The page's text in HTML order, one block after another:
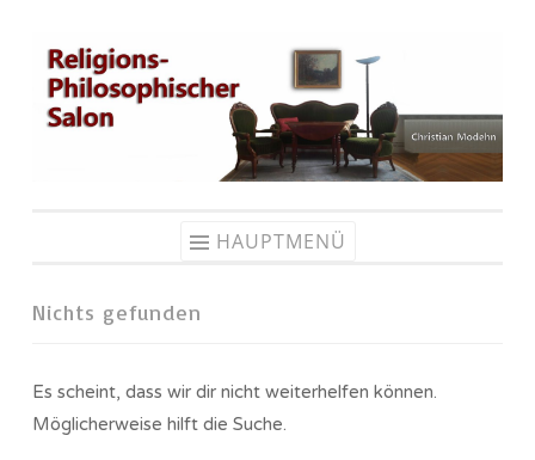
Zum
Inhalt
springen
HAUPTMENÜ
Nichts gefunden
Es scheint, dass wir dir nicht weiterhelfen können.
Möglicherweise hilft die Suche.